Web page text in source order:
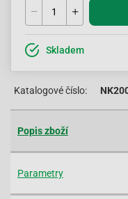
Skladem
Katalogové číslo:
Popis zboží
Parametry